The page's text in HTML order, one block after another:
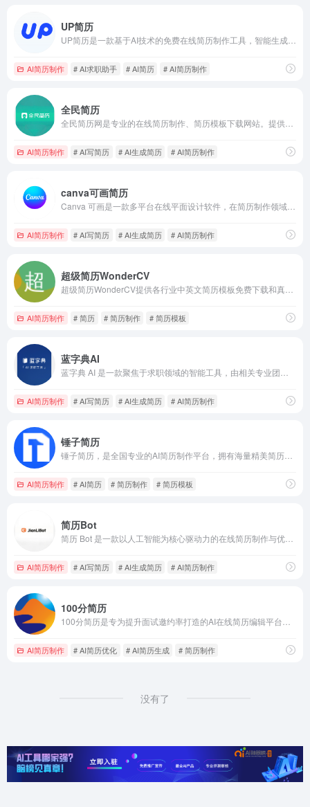
UP简历
AI简历制作 # AI求职助手 # AI简历 # AI简历制作
全民简历
AI简历制作 # AI写简历 # AI生成简历 # AI简历制作
canva可画简历
AI简历制作 # AI写简历 # AI生成简历 # AI简历制作
超级简历WonderCV
AI简历制作 # 简历 # 简历制作 # 简历模板
蓝字典AI
AI简历制作 # AI写简历 # AI生成简历 # AI简历制作
锤子简历
AI简历制作 # AI简历 # 简历制作 # 简历模板
简历Bot
AI简历制作 # AI写简历 # AI生成简历 # AI简历制作
100分简历
AI简历制作 # AI简历优化 # AI简历生成 # 简历制作
没有了